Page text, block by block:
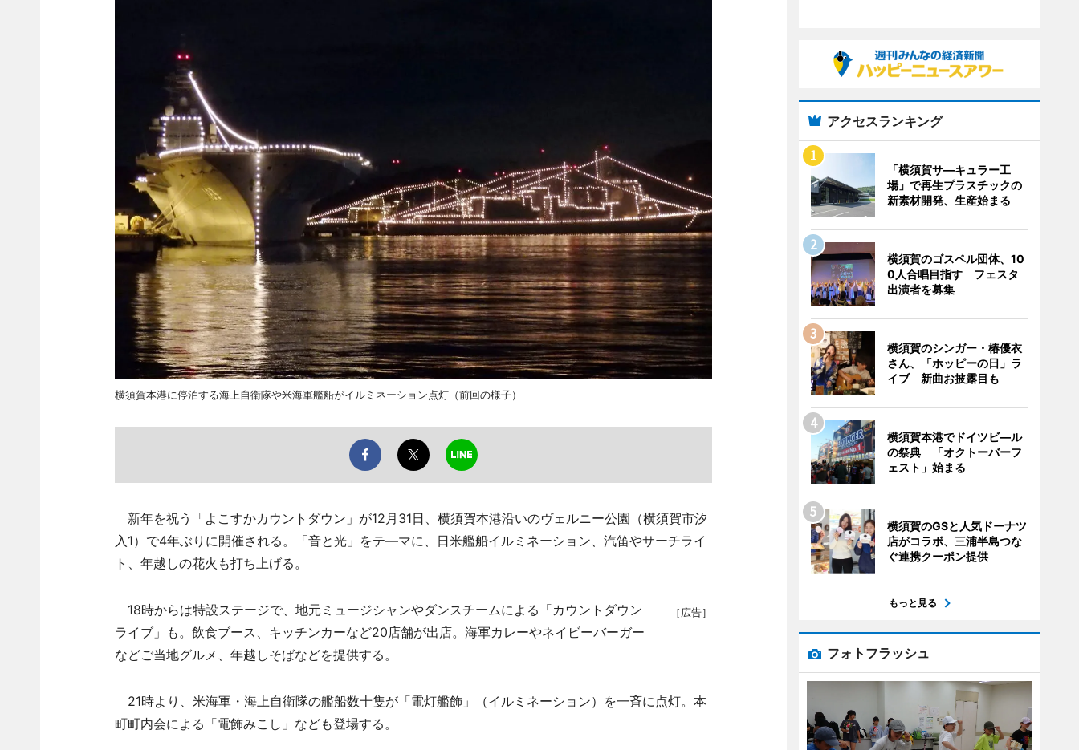
横須賀本港に停泊する海上自衛隊や米海軍艦船がイルミネーション点灯（前回の様子）
新年を祝う「よこすかカウントダウン」が12月31日、横須賀本港沿いのヴェルニー公園（横須賀市汐
入1）で4年ぶりに開催される。「音と光」をテ―マに、日米艦船イルミネーション、汽笛やサーチライ
ト、年越しの花火も打ち上げる。
［広告］
18時からは特設ステージで、地元ミュージシャンやダンスチームによる「カウントダウン
ライブ」も。飲食ブース、キッチンカーなど20店舗が出店。海軍カレーやネイビーバーガー
などご当地グルメ、年越しそばなどを提供する。
21時より、米海軍・海上自衛隊の艦船数十隻が「電灯艦飾」（イルミネーション）を一斉に点灯。本
町町内会による「電飾みこし」なども登場する。
アクセスランキング
「横須賀サ―キュラー工
場」で再生プラスチックの
新素材開発、生産始まる
横須賀のゴスペル団体、10
0人合唱目指す フェスタ
出演者を募集
横須賀のシンガー・椿優衣
さん、「ホッピーの日」ラ
イブ 新曲お披露目も
横須賀本港でドイツビ―ル
の祭典 「オクトーバーフ
ェスト」始まる
横須賀のGSと人気ドーナツ
店がコラボ、三浦半島つな
ぐ連携クーポン提供
もっと見る
フォトフラッシュ